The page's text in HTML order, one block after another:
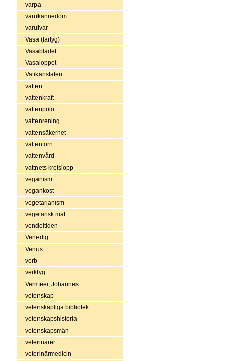
varpa
varukännedom
varulvar
Vasa (fartyg)
Vasabladet
Vasaloppet
Vatikanstaten
vatten
vattenkraft
vattenpolo
vattenrening
vattensäkerhet
vattentorn
vattenvård
vattnets kretslopp
veganism
vegankost
vegetarianism
vegetarisk mat
vendeltiden
Venedig
Venus
verb
verktyg
Vermeer, Johannes
vetenskap
vetenskapliga bibliotek
vetenskapshistoria
vetenskapsmän
veterinärer
veterinärmedicin